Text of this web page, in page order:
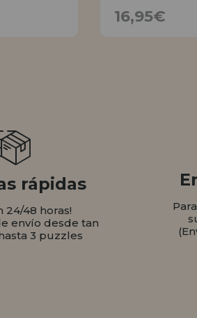
16,95€
rápidas
24/48 horas!
envío desde tan
3 puzzles